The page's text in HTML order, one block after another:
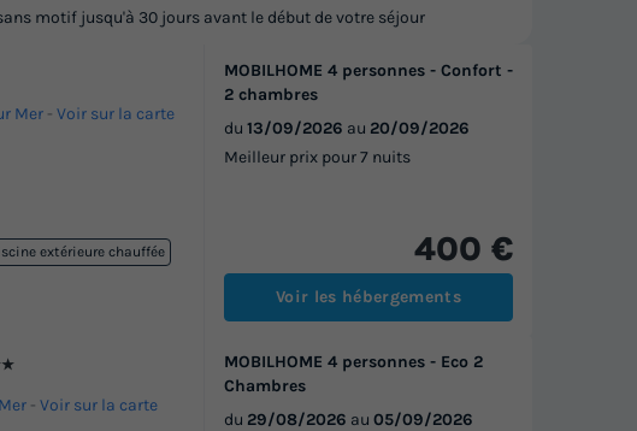
Mer -Voir sur la carte
extérieure chauffée
MOBILHOME 4 personnes - Confort -
2 chambres
du 13/09/2026 au 20/09/2026
Meilleur prix pour 7 nuits
400 €
Voir les hébergements
-Voir sur la carte
MOBILHOME 4 personnes - Eco 2
Chambres
du 29/08/2026 au 05/09/2026
motif jusqu'à 30 jours avant le début de votre séjour